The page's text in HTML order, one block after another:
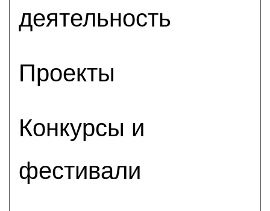
деятельность
Проекты
Конкурсы и
фестивали